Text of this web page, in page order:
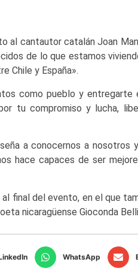
al cantautor catalán Joan
de lo que estamos
Chile y España».
como pueblo y entregarte
tu compromiso y lucha,
a conocernos a nosotros
hace capaces de ser
final del evento, en el que
nicaragüense Gioconda
WhatsApp